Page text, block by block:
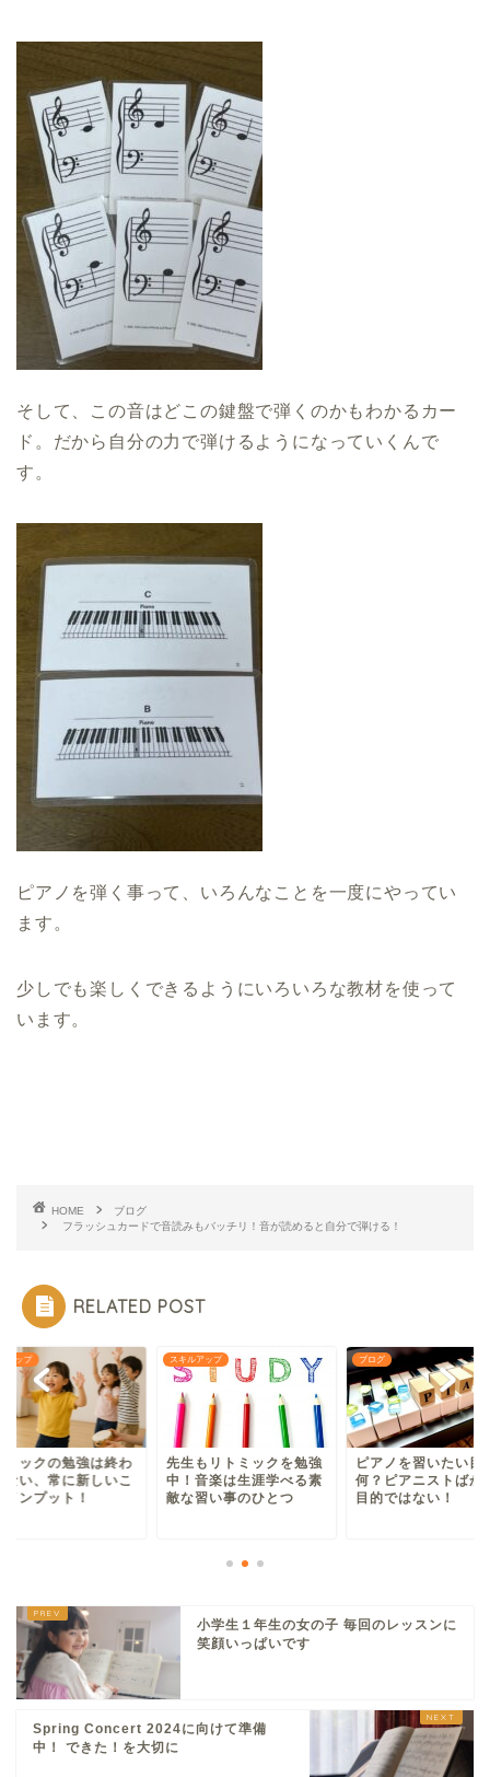
そして、この音はどこの鍵盤で弾くのかもわかるカー
ド。だから自分の力で弾けるようになっていくんで
す。
ピアノを弾く事って、いろんなことを一度にやってい
ます。
少しでも楽しくできるようにいろいろな教材を使って
います。
HOME
ブログ
フラッシュカードで音読みもバッチリ！音が読めると自分で弾ける！
RELATED POST
アップ
ミックの勉強は終わ
ない、常に新しいこ
インプット！
スキルアップ
先生もリトミックを勉強
中！音楽は生涯学べる素
敵な習い事のひとつ
ブログ
ピアノを習いたい目
何？ピアニストばか
目的ではない！
小学生１年生の女の子 毎回のレッスンに
笑顔いっぱいです
Spring Concert 2024に向けて準備
中！ できた！を大切に